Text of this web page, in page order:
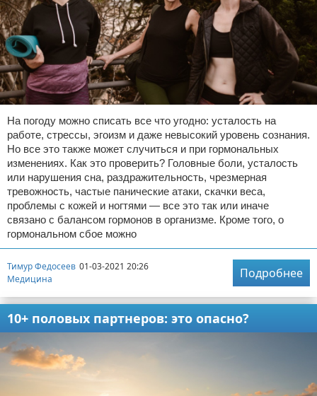
На погоду можно списать все что угодно: усталость на
работе, стрессы, эгоизм и даже невысокий уровень сознания.
Но все это также может случиться и при гормональных
изменениях. Как это проверить? Головные боли, усталость
или нарушения сна, раздражительность, чрезмерная
тревожность, частые панические атаки, скачки веса,
проблемы с кожей и ногтями — все это так или иначе
связано с балансом гормонов в организме. Кроме того, о
гормональном сбое можно
Тимур Федосеев 01-03-2021 20:26
Медицина
Подробнее
10+ половых партнеров: это опасно?